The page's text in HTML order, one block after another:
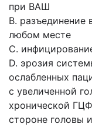
при ВАШ
B. разъединение
любом месте
C.
D. эрозия
ослабленных
с увеличенной
хронической
стороне головы